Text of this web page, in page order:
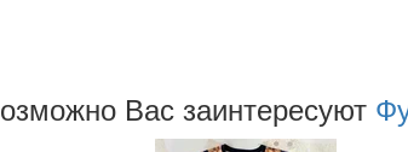
Ваc заинтересуют